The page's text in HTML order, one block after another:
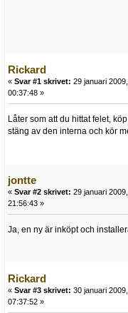
Rickard
« Svar #1 skrivet: 29 januari 2009,
00:37:48 »
Låter som att du hittat felet,
stäng av den interna och kör
jontte
« Svar #2 skrivet: 29 januari 2009,
21:56:43 »
Ja, en ny är inköpt och
Rickard
« Svar #3 skrivet: 30 januari 2009,
07:37:52 »